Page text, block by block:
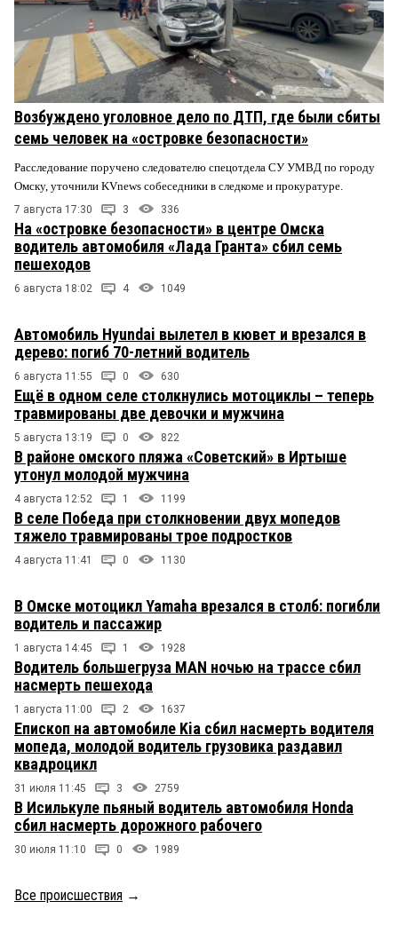
Возбуждено уголовное дело по ДТП, где были сбиты
семь человек на «островке безопасности»
Расследование поручено следователю спецотдела СУ УМВД по городу
Омску, уточнили KVnews собеседники в следкоме и прокуратуре.
7 августа 17:30 3 336
На «островке безопасности» в центре Омска
водитель автомобиля «Лада Гранта» сбил семь
пешеходов
6 августа 18:02 4 1049
Автомобиль Hyundai вылетел в кювет и врезался в
дерево: погиб 70-летний водитель
6 августа 11:55 0 630
Ещё в одном селе столкнулись мотоциклы – теперь
травмированы две девочки и мужчина
5 августа 13:19 0 822
В районе омского пляжа «Советский» в Иртыше
утонул молодой мужчина
4 августа 12:52 1 1199
В селе Победа при столкновении двух мопедов
тяжело травмированы трое подростков
4 августа 11:41 0 1130
В Омске мотоцикл Yamaha врезался в столб: погибли
водитель и пассажир
1 августа 14:45 1 1928
Водитель большегруза MAN ночью на трассе сбил
насмерть пешехода
1 августа 11:00 2 1637
Епископ на автомобиле Kia сбил насмерть водителя
мопеда, молодой водитель грузовика раздавил
квадроцикл
31 июля 11:45 3 2759
В Исилькуле пьяный водитель автомобиля Honda
сбил насмерть дорожного рабочего
30 июля 11:10 0 1989
Все происшествия →